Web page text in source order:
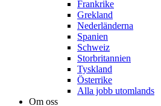
Frankrike
Grekland
Nederländerna
Spanien
Schweiz
Storbritannien
Tyskland
Österrike
Alla jobb utomlands
Om oss